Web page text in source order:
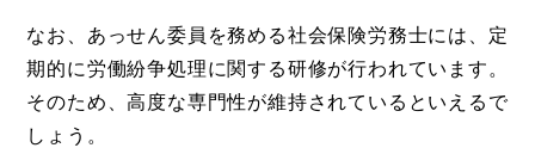
なお、あっせん委員を務める社会保険労務士には、定
期的に労働紛争処理に関する研修が行われています。
そのため、高度な専門性が維持されているといえるで
しょう。